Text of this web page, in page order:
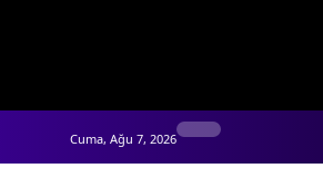
Cuma, Ağu 7, 2026